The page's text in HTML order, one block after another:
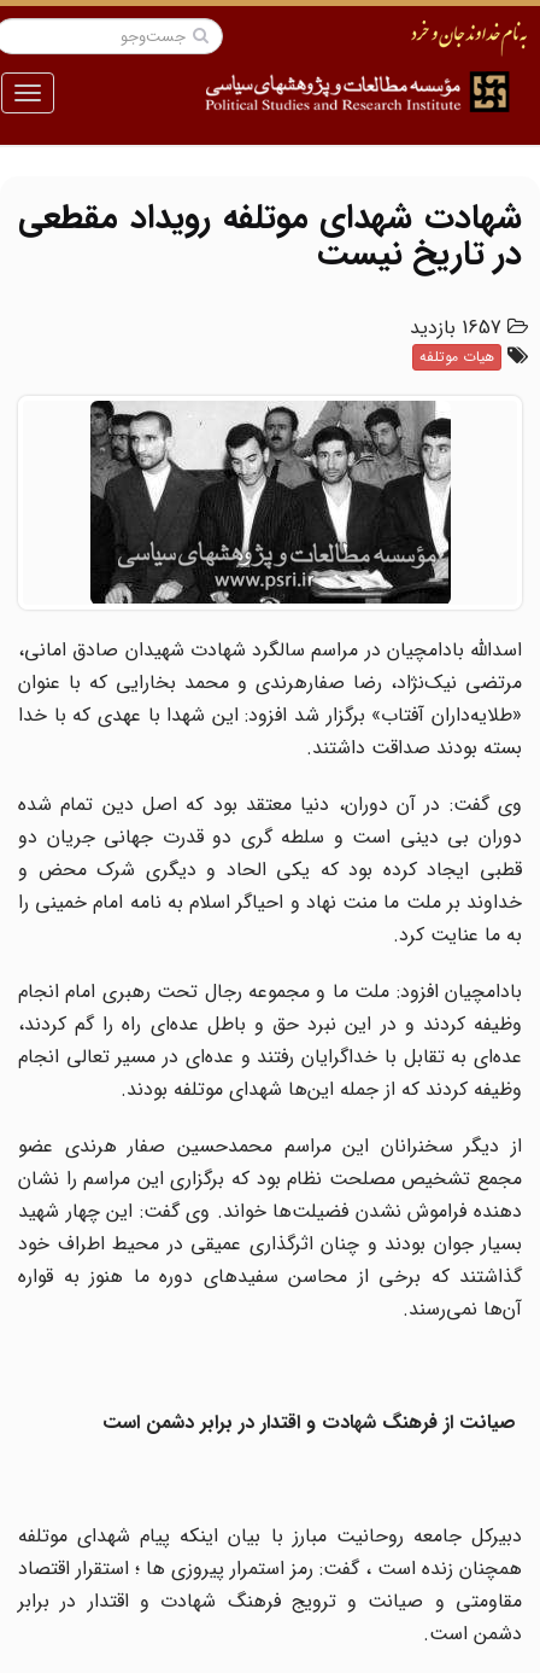
منو
شهادت شهدای موتلفه رویداد مقطعی
در تاریخ نیست
1657 بازدید
هیات موتلفه
اسدالله بادامچیان در مراسم سالگرد شهادت شهیدان صادق امانی،
مرتضی نیک‌نژاد، رضا صفارهرندی و محمد بخارایی که با عنوان
«طلایه‌داران آفتاب» برگزار شد افزود: این شهدا با عهدی که با خدا
بسته بودند صداقت داشتند.
وی گفت: در آن دوران، دنیا معتقد بود که اصل دین تمام شده
دوران بی دینی است و سلطه گری دو قدرت جهانی جریان دو
قطبی ایجاد کرده بود که یکی الحاد و دیگری شرک محض و
خداوند بر ­ملت ما منت نهاد و احیاگر اسلام به نامه امام خمینی را
به ما عنایت کرد.
بادامچیان افزود: ملت ما و مجموعه رجال تحت رهبری امام انجام
وظیفه کردند و در این نبرد حق و باطل عده‌ای راه را گم کردند،
عده‌ای به تقابل با خداگرایان رفتند و عده‌ای در مسیر تعالی انجام
وظیفه کردند که از جمله این‌ها شهدای موتلفه بودند.
از دیگر سخنرانان این مراسم محمدحسین صفار هرندی عضو
مجمع تشخیص مصلحت نظام بود که برگزاری این مراسم را نشان
دهنده فراموش نشدن فضیلت‌ها خواند. وی گفت: این چهار شهید
بسیار جوان بودند و چنان اثرگذاری عمیقی در محیط اطراف خود
گذاشتند که برخی از محاسن سفید‌های دوره ما هنوز به قواره
آن‌ها نمی‌رسند.
صیانت از فرهنگ شهادت و اقتدار در برابر دشمن است
دبیرکل جامعه روحانیت مبارز با بیان اینکه پیام شهدای موتلفه
همچنان زنده است ، گفت: رمز استمرار پیروزی ها ؛ استقرار اقتصاد
مقاومتی و صیانت و ترویج فرهنگ شهادت و اقتدار در برابر
دشمن است.